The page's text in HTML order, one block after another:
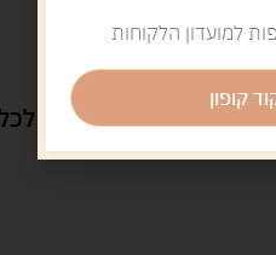
שוקשירות מושלם
למועדון הלקוחות
קופון